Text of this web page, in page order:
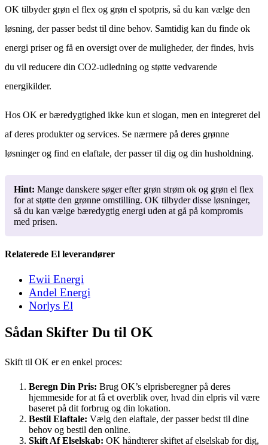
OK tilbyder grøn el flex og grøn el spotpris, så du kan vælge den
løsning, der passer bedst til dine behov. Samtidig kan du finde ok
energi priser og få en oversigt over de muligheder, der findes, hvis
du vil reducere din CO2-udledning og støtte vedvarende
energikilder.
Hos OK er bæredygtighed ikke kun et slogan, men en integreret del
af deres produkter og services. Se nærmere på deres grønne
løsninger og find en elaftale, der passer til dig og din husholdning.
Hint: Mange danskere søger efter grøn strøm ok og grøn el flex
for at støtte den grønne omstilling. OK tilbyder disse løsninger,
så du kan vælge bæredygtig energi uden at gå på kompromis
med prisen.
Relaterede El leverandører
Ewii Energi
Andel Energi
Norlys El
Sådan Skifter Du til OK
Skift til OK er en enkel proces:
Beregn Din Pris: Brug OK’s elprisberegner på deres
hjemmeside for at få et overblik over, hvad din elpris vil være
baseret på dit forbrug og din lokation.
Bestil Elaftale: Vælg den elaftale, der passer bedst til dine
behov og bestil den online.
Skift Af Elselskab: OK håndterer skiftet af elselskab for dig,